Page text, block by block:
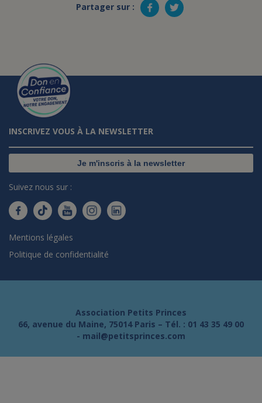
Partager sur :
INSCRIVEZ VOUS À LA NEWSLETTER
Je m'inscris à la newsletter
Suivez nous sur :
Mentions légales
Politique de confidentialité
Association Petits Princes
66, avenue du Maine, 75014 Paris – Tél. : 01 43 35 49 00
- mail@petitsprinces.com